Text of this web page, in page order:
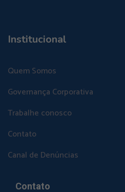
Institucional
Quem Somos
Governança Corporativa
Trabalhe conosco
Contato
Canal de Denúncias
Contato